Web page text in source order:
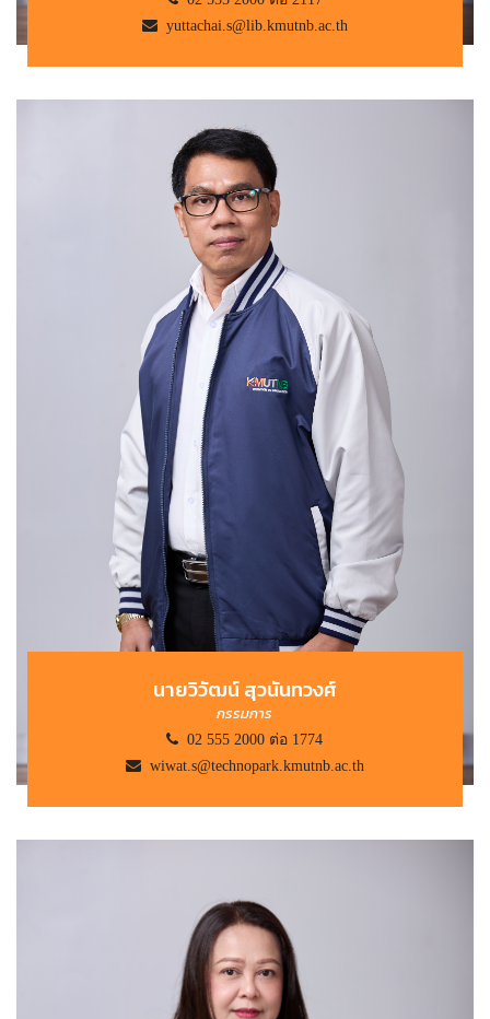
yuttachai.s@lib.kmutnb.ac.th
นายวิวัฒน์ สุวนันทวงศ์
กรรมการ
02 555 2000 ต่อ 1774
wiwat.s@technopark.kmutnb.ac.th